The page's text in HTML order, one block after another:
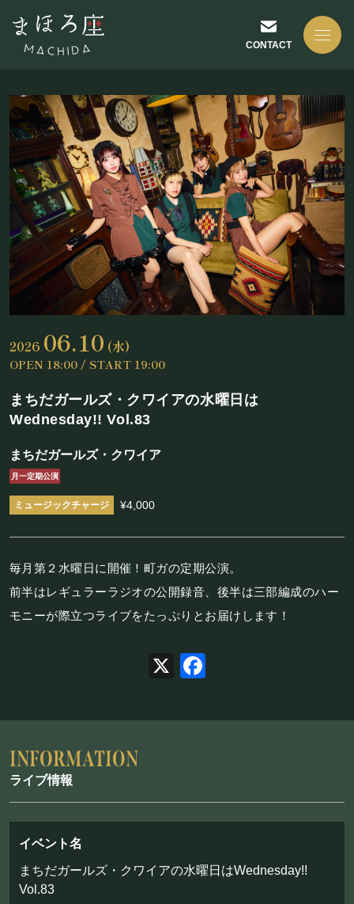
CONTACT
NEWS
お知らせ
ABOUT US
座長挨拶
機材リスト
SCHEDULE
RESERVATION
予約・当日の流れ
FOOD&DRINK
PRIVATE
貸切パーティー・ホールレンタル
BOOKING
ライブ出演について
2026 06.10 (水)
OPEN 18:00 / START 19:00
まちだガールズ・クワイアの水曜日は
Wednesday!! Vol.83
まちだガールズ・クワイア
月一定期公演
¥4,000
毎月第２水曜日に開催！町ガの定期公演。
前半はレギュラーラジオの公開録音、後半は三部編成のハー
モニーが際立つライブをたっぷりとお届けします！
X
ライブ情報
イベント名
まちだガールズ・クワイアの水曜日はWednesday!!
Vol.83